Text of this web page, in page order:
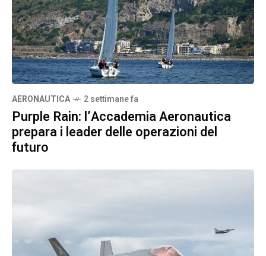
AERONAUTICA 2 settimane fa
Purple Rain: l’Accademia Aeronautica
prepara i leader delle operazioni del
futuro